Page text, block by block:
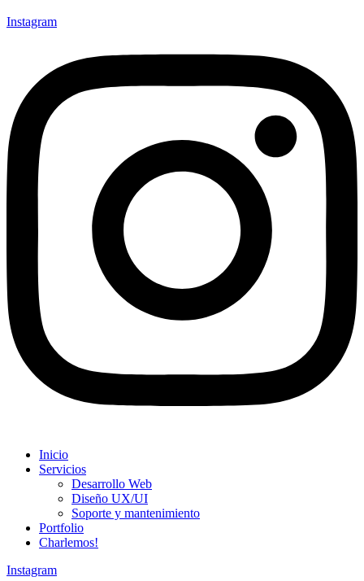
Instagram
Inicio
Servicios
Desarrollo Web
Diseño UX/UI​
Soporte y mantenimiento
Portfolio
Charlemos!
Instagram